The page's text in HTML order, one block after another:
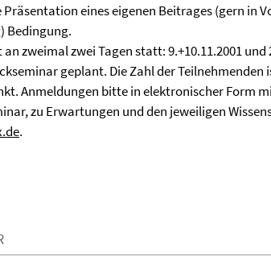
Präsentation eines eigenen Beitrages (gern in
Bedingung.
zweimal zwei Tagen statt: 9.+10.11.2001
geplant. Die Zahl der
Anmeldungen bitte in elektronischer Form
zu Erwartungen und den jeweiligen
.